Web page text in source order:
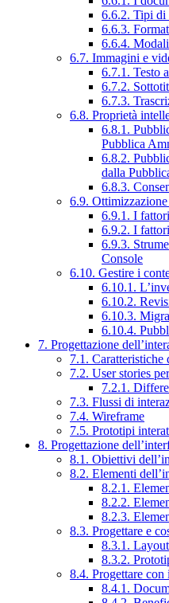
6.6.2. Tipi di
6.6.3.
6.6.4.
6.7. Immagini e
6.7.1. Testo
6.7.2.
6.7.3.
6.8. Proprietà
6.8.1.
Pubblica
6.8.2.
dalla
6.8.3.
6.9.
6.9.1. I fattori
6.9.2. I fattori
6.9.3.
Console
6.10. Gestire i
6.10.1.
6.10.2.
6.10.3.
6.10.4.
7. Progettazione
7.1. Caratteristiche
7.2. User stories
7.2.1.
7.3. Flussi di
7.4. Wireframe
7.5. Prototipi
8. Progettazione
8.1. Obiettivi
8.2. Elementi
8.2.1.
8.2.2.
8.2.3.
8.3. Progettare e
8.3.1.
8.3.2.
8.4. Progettare con
8.4.1.